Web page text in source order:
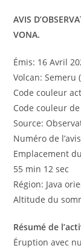
AVIS
VONA.
Émis: 16 Avril
Volcan: Semeru
Code couleur
Code couleur
Source:
Numéro de
Emplacement
55 min 12 sec
Région: Java
Altitude du
Résumé de
Éruption avec